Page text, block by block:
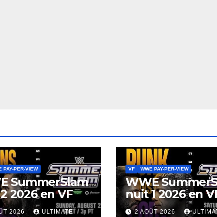
PAY-PER-VIEW
SummerSlam
2026 en VF
2026 ULTIMATE
VF WWE PAY-PER-VIEW
WWE
nuit 1 2026 en
2 AOÛT 2026